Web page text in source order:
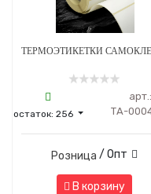
остаток: 256
арт.:
ТА-
Розница / Опт
В корзину